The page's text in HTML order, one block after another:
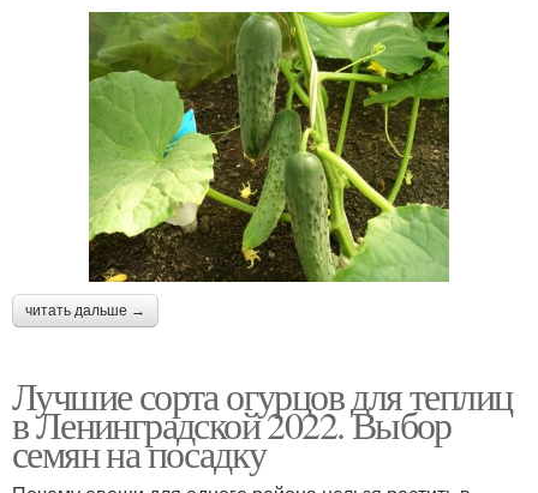
читать дальше →
Лучшие сорта огурцов для теплиц
в Ленинградской 2022. Выбор
семян на посадку